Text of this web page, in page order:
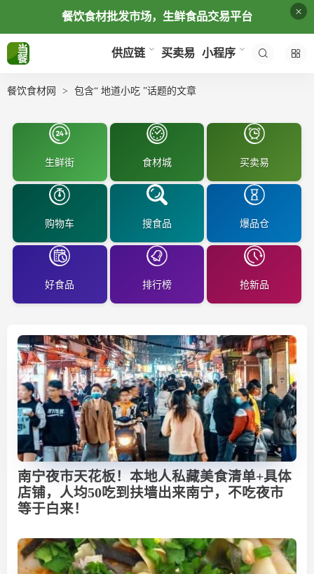
餐饮食材批发市场，生鲜食品交易平台 ×
供应链 买卖易 小程序
餐饮食材网 包含“ 地道小吃 ”话题的文章
生鲜街 食材城 买卖易
购物车 搜食品 爆品仓
好食品 排行榜 抢新品
南宁夜市天花板！本地人私藏美食清单+具体
店铺，人均50吃到扶墙出来南宁，不吃夜市
等于白来！